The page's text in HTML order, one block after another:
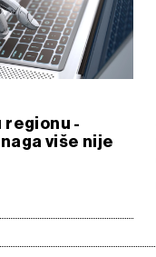
regionu -
više nije